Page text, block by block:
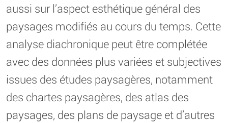
aussi sur l’aspect esthétique général des
paysages modifiés au cours du temps. Cette
analyse diachronique peut être complétée
avec des données plus variées et subjectives
issues des études paysagères, notamment
des chartes paysagères, des atlas des
paysages, des plans de paysage et d’autres